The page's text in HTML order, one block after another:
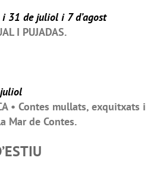
31 de juliol i 7 d’agost
I PUJADAS.
• Contes mullats, exquitxats i
Mar de Contes.